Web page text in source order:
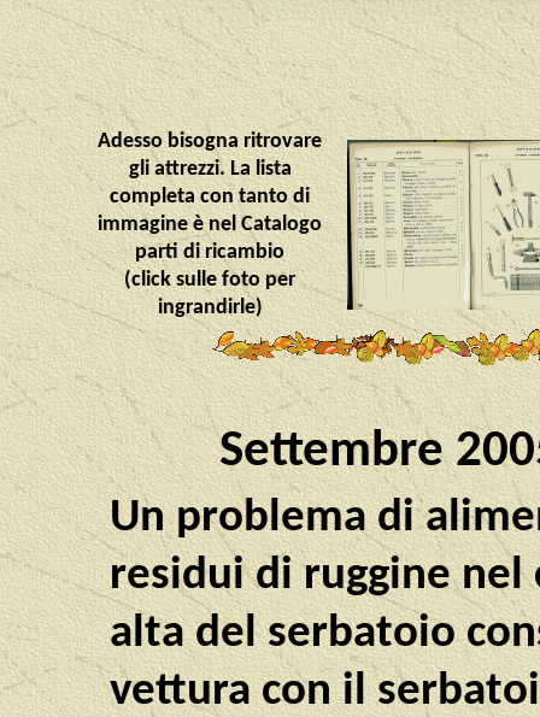
Adesso bisogna ritrovare
gli attrezzi. La lista
completa con tanto di
immagine è nel Catalogo
parti di ricambio
(click sulle foto per
ingrandirle)
Settembre
Un problema di
residui di ruggine
alta del serbatoio
vettura con il